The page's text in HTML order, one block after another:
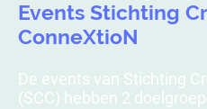
Events Stichting
ConneXtioN
De events van Stichting
(SCC) hebben 2